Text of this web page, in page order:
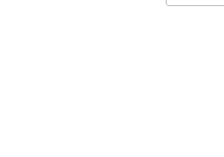
は「小魚の群れにショウガ～とかミョ